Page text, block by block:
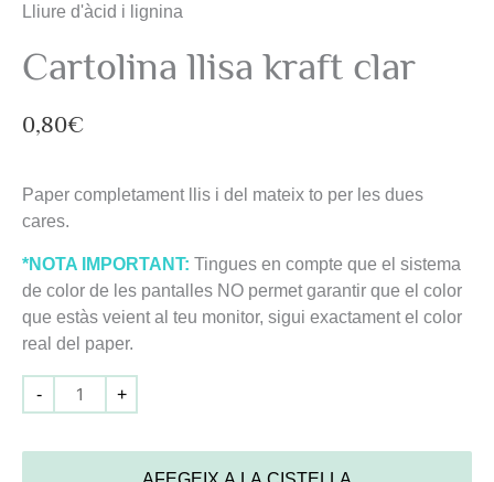
Lliure d'àcid i lignina
Cartolina llisa kraft clar
0,80€
Paper completament llis i del mateix to per les dues
cares.
*NOTA IMPORTANT: Tingues en compte que el sistema
de color de les pantalles NO permet garantir que el color
que estàs veient al teu monitor, sigui exactament el color
real del paper.
- +